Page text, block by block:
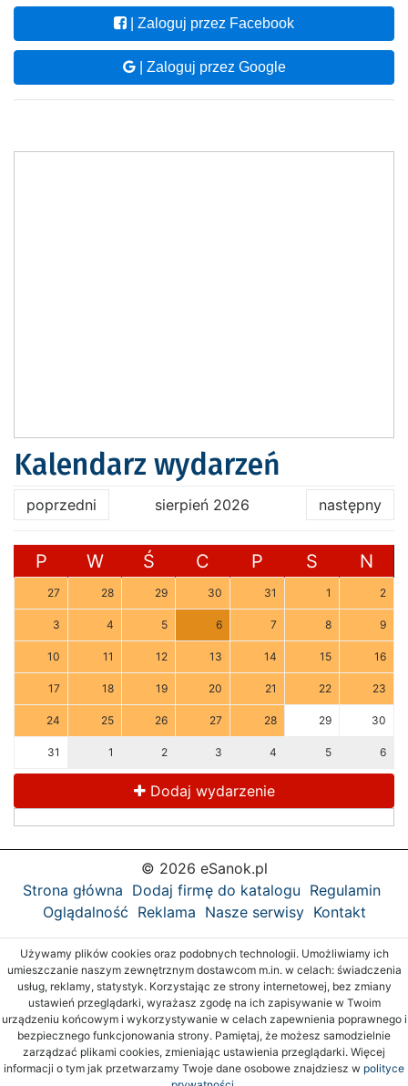
| Zaloguj przez Facebook
| Zaloguj przez Google
Kalendarz wydarzeń
poprzedni sierpień 2026 następny
P W Ś C P S N
27 28 29 30 31 1 2
3 4 5 6 7 8 9
10 11 12 13 14 15 16
17 18 19 20 21 22 23
24 25 26 27 28 29 30
31 1 2 3 4 5 6
Dodaj wydarzenie
© 2026 eSanok.pl
Strona główna Dodaj firmę do katalogu Regulamin
Oglądalność Reklama Nasze serwisy Kontakt
Używamy plików cookies oraz podobnych technologii. Umożliwiamy ich
umieszczanie naszym zewnętrznym dostawcom m.in. w celach: świadczenia
usług, reklamy, statystyk. Korzystając ze strony internetowej, bez zmiany
ustawień przeglądarki, wyrażasz zgodę na ich zapisywanie w Twoim
urządzeniu końcowym i wykorzystywanie w celach zapewnienia poprawnego i
bezpiecznego funkcjonowania strony. Pamiętaj, że możesz samodzielnie
zarządzać plikami cookies, zmieniając ustawienia przeglądarki. Więcej
informacji o tym jak przetwarzamy Twoje dane osobowe znajdziesz w polityce